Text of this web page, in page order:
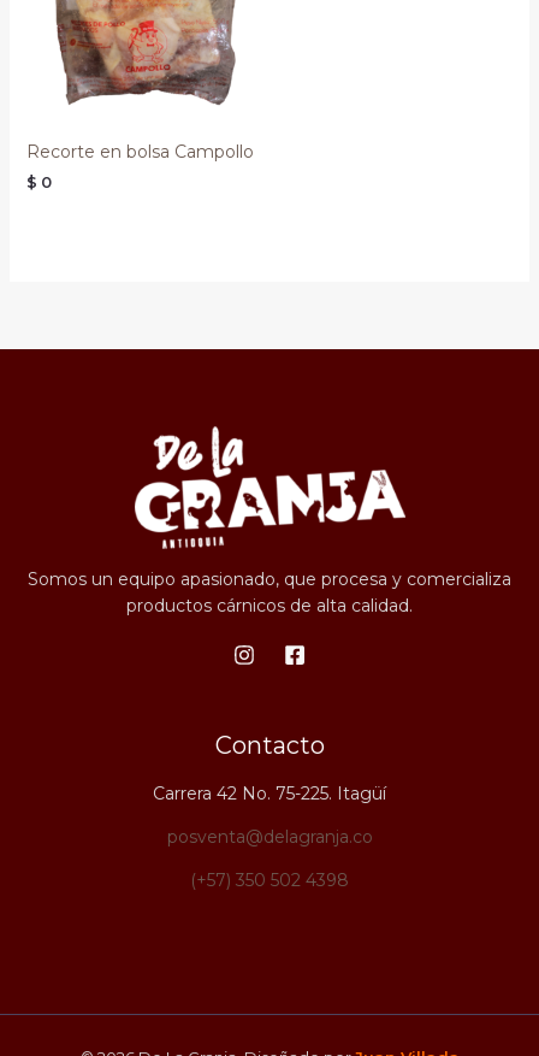
Recorte en bolsa Campollo
$ 0
Somos un equipo apasionado, que procesa y comercializa
productos cárnicos de alta calidad.
Contacto
Carrera 42 No. 75-225. Itagüí
posventa@delagranja.co
(+57) 350 502 4398